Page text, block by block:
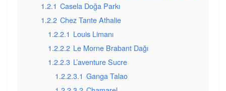
1.2.1 Casela Doğa Parkı
1.2.2 Chez Tante Athalie
1.2.2.1 Louis Limanı
1.2.2.2 Le Morne Brabant Dağı
1.2.2.3 L’aventure Sucre
1.2.2.3.1 Ganga Talao